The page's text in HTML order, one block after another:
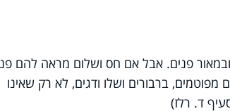
פנים. אבל אם חס ושלום מראה להם
מפוטמים, ברבורים ושלו ודגים, לא רק שאינו
ד. רלז)